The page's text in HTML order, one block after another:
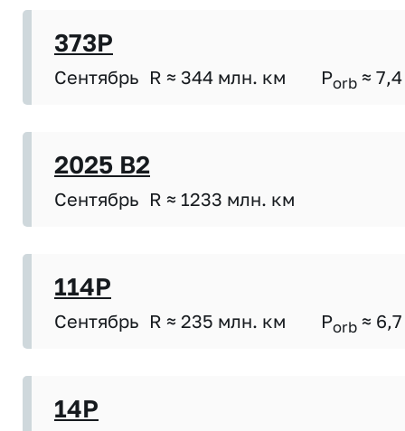
373P
Сентябрь R ≈ 344 млн. км Porb ≈ 7,4
2025 B2
Сентябрь R ≈ 1233 млн. км
114P
Сентябрь R ≈ 235 млн. км Porb ≈ 6,7
14P